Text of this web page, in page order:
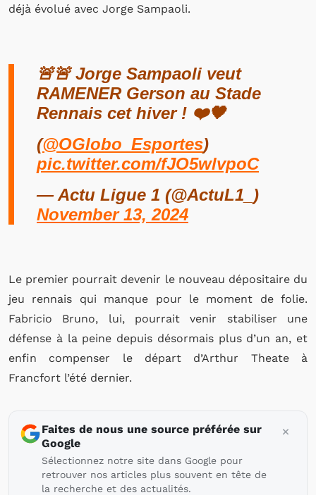
déjà évolué avec Jorge Sampaoli.
🚨🚨 Jorge Sampaoli veut
RAMENER Gerson au Stade
Rennais cet hiver ! ❤️🖤
(@OGlobo_Esportes)
pic.twitter.com/fJO5wlvpoC
— Actu Ligue 1 (@ActuL1_)
November 13, 2024
Le premier pourrait devenir le nouveau dépositaire du
jeu rennais qui manque pour le moment de folie.
Fabricio Bruno, lui, pourrait venir stabiliser une
défense à la peine depuis désormais plus d’un an, et
enfin compenser le départ d’Arthur Theate à
Francfort l’été dernier.
Faites de nous une source préférée sur
Google
Sélectionnez notre site dans Google pour
retrouver nos articles plus souvent en tête de
la recherche et des actualités.